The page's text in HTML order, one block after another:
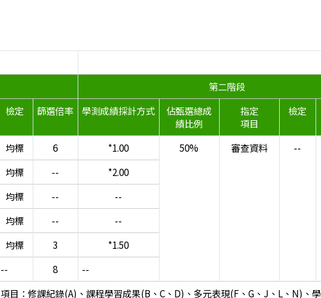
第二階段
檢定 篩選倍率 學測成績採計方式
佔甄選總成
績比例
指定
項目
檢定
均標 6 *1.00 50% 審查資料 --
均標 --
*2.00
均標 --
--
均標 --
--
均標 3 *1.50
-- 8 --
項目：修課紀錄(A)、課程學習成果(B、C、D)、多元表現(F、G、J、L、N)、